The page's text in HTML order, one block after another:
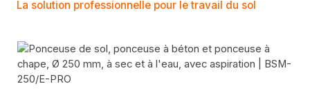
La solution professionnelle pour le travail du sol
Sauter la galerie d'images